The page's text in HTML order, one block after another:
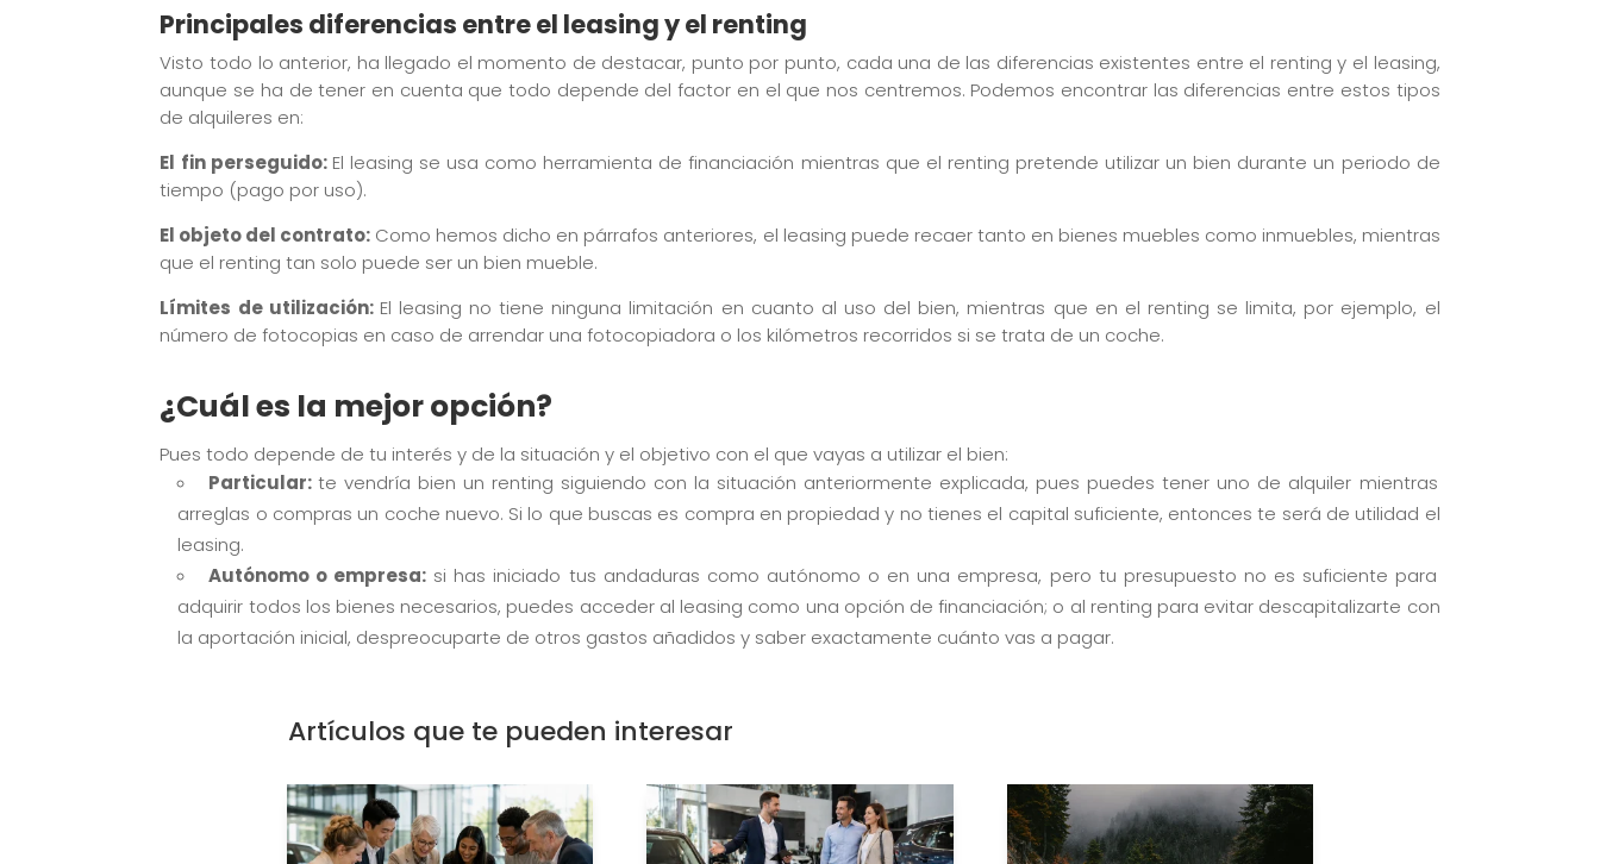
Principales diferencias entre el leasing y el renting
Visto todo lo anterior, ha llegado el momento de destacar, punto por punto, cada una de las diferencias existentes entre el renting y el leasing,
aunque se ha de tener en cuenta que todo depende del factor en el que nos centremos. Podemos encontrar las diferencias entre estos tipos
de alquileres en:
El fin perseguido: El leasing se usa como herramienta de financiación mientras que el renting pretende utilizar un bien durante un periodo de
tiempo (pago por uso).
El objeto del contrato: Como hemos dicho en párrafos anteriores, el leasing puede recaer tanto en bienes muebles como inmuebles, mientras
que el renting tan solo puede ser un bien mueble.
Límites de utilización: El leasing no tiene ninguna limitación en cuanto al uso del bien, mientras que en el renting se limita, por ejemplo, el
número de fotocopias en caso de arrendar una fotocopiadora o los kilómetros recorridos si se trata de un coche.
¿Cuál es la mejor opción?
Pues todo depende de tu interés y de la situación y el objetivo con el que vayas a utilizar el bien:
Particular: te vendría bien un renting siguiendo con la situación anteriormente explicada, pues puedes tener uno de alquiler mientras
arreglas o compras un coche nuevo. Si lo que buscas es compra en propiedad y no tienes el capital suficiente, entonces te será de utilidad el
leasing.
Autónomo o empresa:si has iniciado tus andaduras como autónomo o en una empresa, pero tu presupuesto no es suficiente para
adquirir todos los bienes necesarios, puedes acceder al leasing como una opción de financiación; o al renting para evitar descapitalizarte con
la aportación inicial, despreocuparte de otros gastos añadidos y saber exactamente cuánto vas a pagar.
Artículos que te pueden interesar